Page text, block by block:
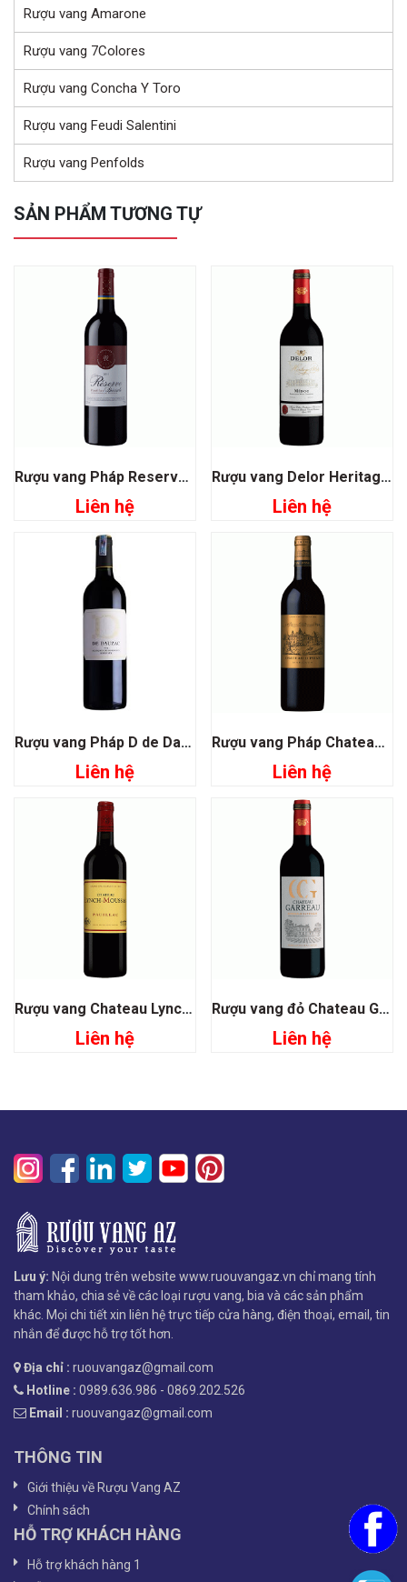
Rượu vang Amarone
Rượu vang 7Colores
Rượu vang Concha Y Toro
Rượu vang Feudi Salentini
Rượu vang Penfolds
SẢN PHẨM TƯƠNG TỰ
Rượu vang Pháp Reserve Pauillac Speciale
Liên hệ
Rượu vang Delor Heritage 1864 Medoc
Liên hệ
Rượu vang Pháp D de Dauzac
Liên hệ
Rượu vang Pháp Chateau D’Issan Margaux
Liên hệ
Rượu vang Chateau Lynch Moussas Grand Cru Classé 1855
Liên hệ
Rượu vang đỏ Chateau Garreau Bordeaux Superieur
Liên hệ
Lưu ý: Nội dung trên website www.ruouvangaz.vn chỉ mang tính
tham khảo, chia sẻ về các loại rượu vang, bia và các sản phẩm
khác. Mọi chi tiết xin liên hệ trực tiếp cửa hàng, điện thoại, email, tin
nhắn để được hỗ trợ tốt hơn.
Địa chỉ : ruouvangaz@gmail.com
Hotline : 0989.636.986 - 0869.202.526
Email : ruouvangaz@gmail.com
THÔNG TIN
Giới thiệu về Rượu Vang AZ
Chính sách
HỖ TRỢ KHÁCH HÀNG
Hỗ trợ khách hàng 1